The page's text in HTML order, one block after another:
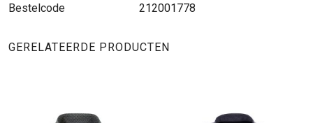
Bestelcode
212001778
GERELATEERDE PRODUCTEN